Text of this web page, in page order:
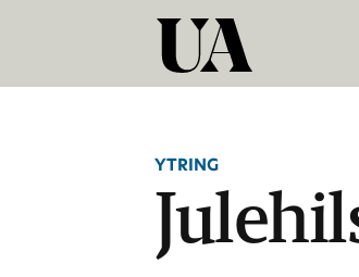
YTRING